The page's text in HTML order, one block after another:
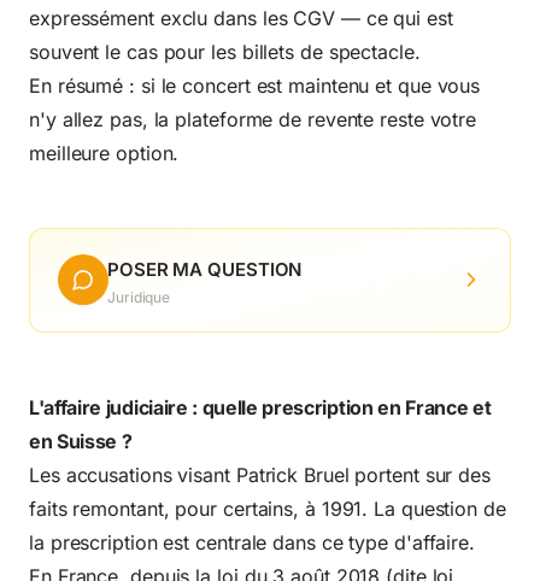
expressément exclu dans les CGV — ce qui est
souvent le cas pour les billets de spectacle.
En résumé : si le concert est maintenu et que vous
n'y allez pas, la plateforme de revente reste votre
meilleure option.
POSER MA QUESTION
Juridique
L'affaire judiciaire : quelle prescription en France et
en Suisse ?
Les accusations visant Patrick Bruel portent sur des
faits remontant, pour certains, à 1991. La question de
la prescription est centrale dans ce type d'affaire.
En France, depuis la loi du 3 août 2018 (dite loi